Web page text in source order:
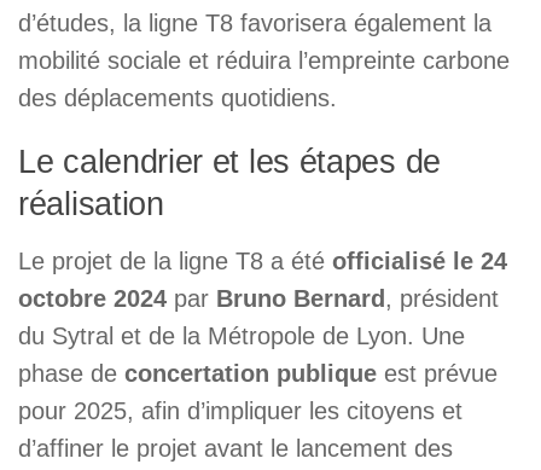
d’études, la ligne T8 favorisera également la
mobilité sociale et réduira l’empreinte carbone
des déplacements quotidiens.
Le calendrier et les étapes de
réalisation
Le projet de la ligne T8 a été officialisé le 24
octobre 2024 par Bruno Bernard, président
du Sytral et de la Métropole de Lyon. Une
phase de concertation publique est prévue
pour 2025, afin d’impliquer les citoyens et
d’affiner le projet avant le lancement des